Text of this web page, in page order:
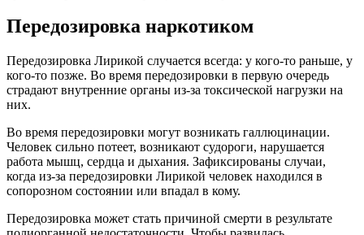
Передозировка наркотиком
Передозировка Лирикой случается всегда: у кого-то раньше, у
кого-то позже. Во время передозировки в первую очередь
страдают внутренние органы из-за токсической нагрузки на
них.
Во время передозировки могут возникать галлюцинации.
Человек сильно потеет, возникают судороги, нарушается
работа мышц, сердца и дыхания. Зафиксированы случаи,
когда из-за передозировки Лирикой человек находился в
сопорозном состоянии или впадал в кому.
Передозировка может стать причиной смерти в результате